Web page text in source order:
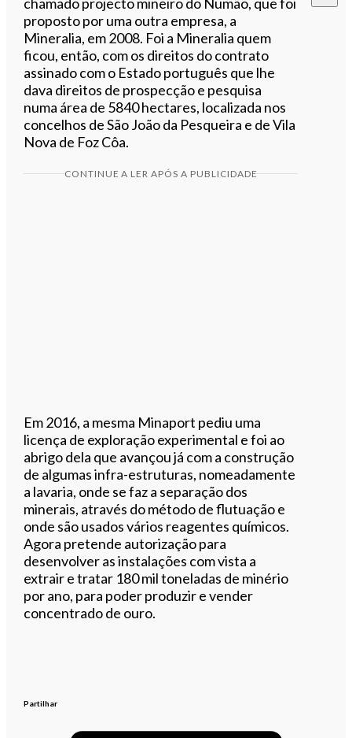
proposto por uma outra empresa, a
Mineralia, em 2008. Foi a Mineralia quem
ficou, então, com os direitos do contrato
assinado com o Estado português que lhe
dava direitos de prospecção e pesquisa
numa área de 5840 hectares, localizada nos
concelhos de São João da Pesqueira e de Vila
Nova de Foz Côa.
CONTINUE A LER APÓS A PUBLICIDADE
Em 2016, a mesma Minaport pediu uma
licença de exploração experimental e foi ao
abrigo dela que avançou já com a construção
de algumas infra-estruturas, nomeadamente
a lavaria, onde se faz a separação dos
minerais, através do método de flutuação e
onde são usados vários reagentes químicos.
Agora pretende autorização para
desenvolver as instalações com vista a
extrair e tratar 180 mil toneladas de minério
por ano, para poder produzir e vender
concentrado de ouro.
Partilhar